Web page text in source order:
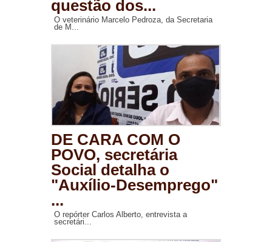
questão dos...
O veterinário Marcelo Pedroza, da Secretaria
de M...
DE CARA COM O
POVO, secretária
Social detalha o
"Auxílio-Desemprego"
...
O repórter Carlos Alberto, entrevista a
secretári...